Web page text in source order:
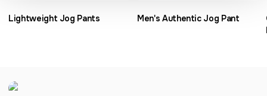
Lightweight Jog Pants Men's Authentic Jog Pant